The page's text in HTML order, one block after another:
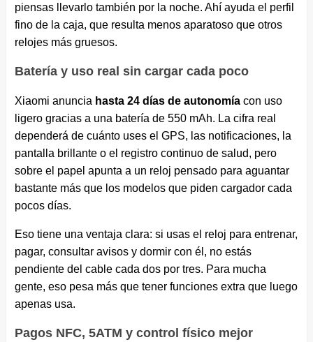
piensas llevarlo también por la noche. Ahí ayuda el perfil
fino de la caja, que resulta menos aparatoso que otros
relojes más gruesos.
Batería y uso real sin cargar cada poco
Xiaomi anuncia hasta 24 días de autonomíacon uso
ligero gracias a una batería de 550 mAh. La cifra real
dependerá de cuánto uses el GPS, las notificaciones, la
pantalla brillante o el registro continuo de salud, pero
sobre el papel apunta a un reloj pensado para aguantar
bastante más que los modelos que piden cargador cada
pocos días.
Eso tiene una ventaja clara: si usas el reloj para entrenar,
pagar, consultar avisos y dormir con él, no estás
pendiente del cable cada dos por tres. Para mucha
gente, eso pesa más que tener funciones extra que luego
apenas usa.
Pagos NFC, 5ATM y control físico mejor